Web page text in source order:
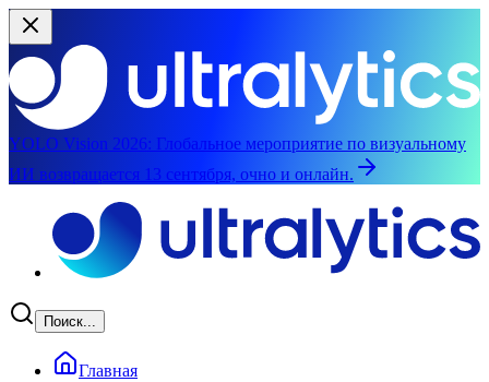
YOLO Vision 2026: Глобальное мероприятие по визуальному
ИИ возвращается 13 сентября, очно и онлайн.
Поиск...
Главная